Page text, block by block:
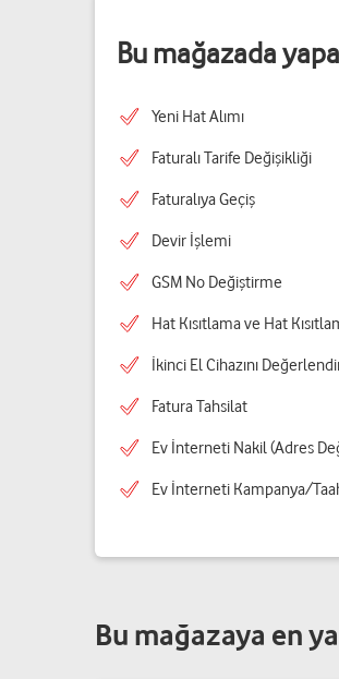
Bu mağazada
Yeni Hat Alımı
Faturalı Tarife Değişikliği
Faturalıya Geçiş
Devir İşlemi
GSM No Değiştirme
Hat Kısıtlama ve Hat
İkinci El Cihazını
Fatura Tahsilat
Ev İnterneti Nakil (Adres
Ev İnterneti Kampanya/
Bu mağazaya en